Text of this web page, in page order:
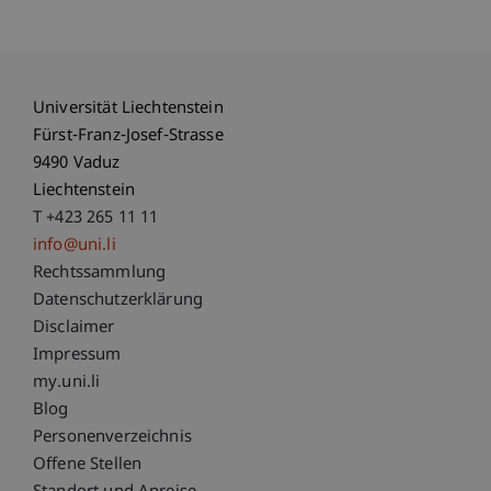
Universität Liechtenstein
Fürst-Franz-Josef-Strasse
9490 Vaduz
Liechtenstein
T +423 265 11 11
info@uni.li
Fußzeile Rechtliche Hinweise
Rechtssammlung
Datenschutzerklärung
Disclaimer
Impressum
Fußzeile Subdomain-Verzeichnis
my.uni.li
Blog
Personenverzeichnis
Offene Stellen